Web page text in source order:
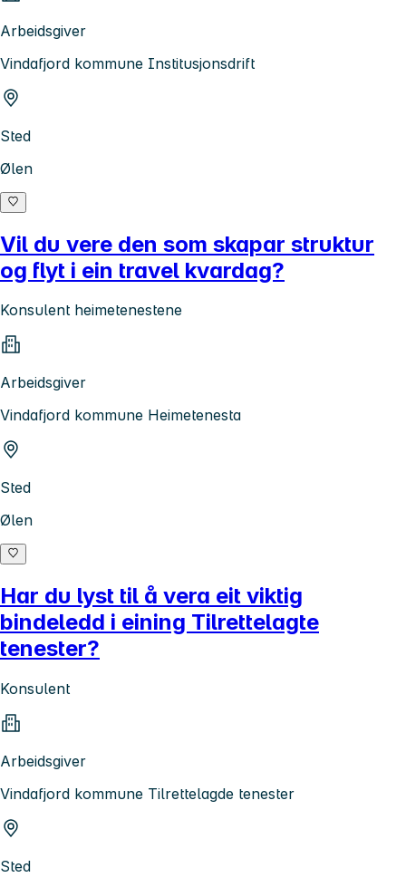
Arbeidsgiver
Vindafjord kommune Institusjonsdrift
Sted
Ølen
Vil du vere den som skapar struktur
og flyt i ein travel kvardag?
Konsulent heimetenestene
Arbeidsgiver
Vindafjord kommune Heimetenesta
Sted
Ølen
Har du lyst til å vera eit viktig
bindeledd i eining Tilrettelagte
tenester?
Konsulent
Arbeidsgiver
Vindafjord kommune Tilrettelagde tenester
Sted